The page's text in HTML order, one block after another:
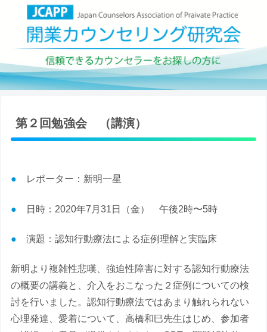
第２回勉強会 （講演）
● レポーター：新明一星
● 日時：2020年7月31日（金） 午後2時〜5時
● 演題：認知行動療法による症例理解と実臨床
新明より複雑性悲嘆、強迫性障害に対する認知行動療法
の概要の講義と、介入をおこなった２症例についての検
討を行いました。認知行動療法ではあまり触れられない
心理発達、愛着について、高橋和巳先生はじめ、参加者